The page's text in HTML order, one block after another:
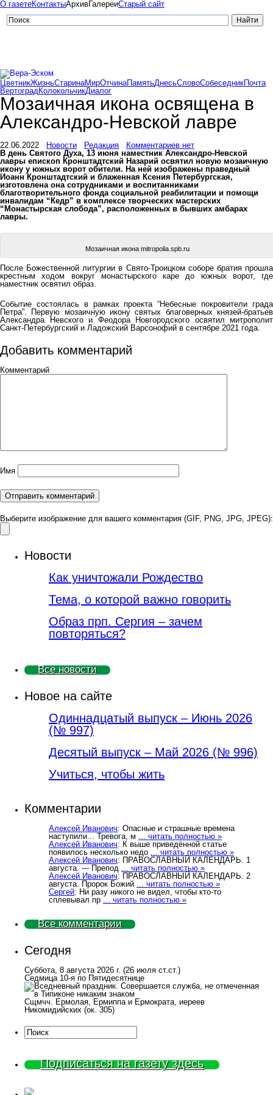
О газетеКонтактыАрхивГалереиСтарый сайт
ЦветникЖизньСтаринаМирОтчинаПамятьДнесьСловоСобеседникПочта
ВертоградКолокольчикДиалог
Мозаичная икона освящена в
Александро-Невской лавре
22.06.2022 Новости Редакция
Комментариев нет
В день Святого Духа, 13 июня наместник Александро-Невской
лавры епископ Кронштадтский Назарий освятил новую мозаичную
икону у южных ворот обители. На ней изображены праведный
Иоанн Кронштадтский и блаженная Ксения Петербургская,
изготовлена она сотрудниками и воспитанниками
благотворительного фонда социальной реабилитации и помощи
инвалидам “Кедр” в комплексе творческих мастерских
“Монастырская слобода”, расположенных в бывших амбарах
лавры.
Мозаичная икона mitropolia.spb.ru
После Божественной литургии в Свято-Троицком соборе братия прошла
крестным ходом вокруг монастырского каре до южных ворот, где
наместник освятил образ.
Событие состоялась в рамках проекта “Небесные покровители града
Петра”. Первую мозаичную икону святых благоверных князей-братьев
Александра Невского и Феодора Новгородского освятил митрополит
Санкт-Петербургский и Ладожский Варсонофий в сентябре 2021 года.
Добавить комментарий
Комментарий
Имя
Выберите изображение для вашего комментария (GIF, PNG, JPG, JPEG):
Новости
Как уничтожали Рождество
Тема, о которой важно говорить
Образ прп. Сергия – зачем
повторяться?
Все новости
Новое на сайте
Одиннадцатый выпуск – Июнь 2026
(№ 997)
Деcятый выпуск – Май 2026 (№ 996)
Учиться, чтобы жить
Комментарии
Алексей Иванович: Опасные и страшные времена
наступили... Тревога, м ... читать полностью »
Алексей Иванович: К выше приведённой статье
появилось несколько недо ... читать полностью »
Алексей Иванович: ПРАВОСЛАВНЫЙ КАЛЕНДАРЬ. 1
августа. --- Препод ... читать полностью »
Алексей Иванович: ПРАВОСЛАВНЫЙ КАЛЕНДАРЬ. 2
августа. Пророк Божий ... читать полностью »
Сергей: Ни разу никого не видел, чтобы кто-то
сплевывал пр ... читать полностью »
Все комментарии
Сегодня
Суббота, 8 августа 2026 г. (26 июля ст.ст.)
Седмица 10-я по Пятидесятнице
Сщмчч. Ермолая, Ермиппа и Ермократа, иереев
Никомидийских (ок. 305)
Подписаться на газету здесь